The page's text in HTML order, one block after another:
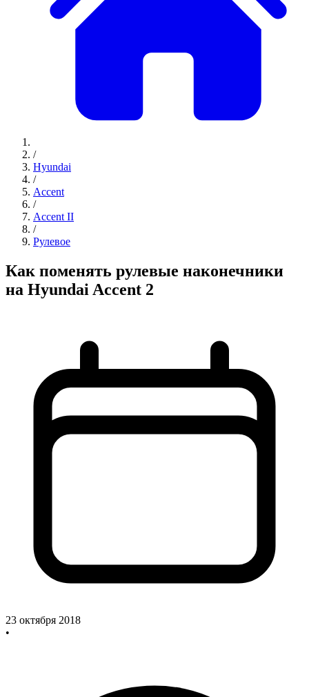
/
Hyundai
/
Accent
/
Accent II
/
Рулевое
Как поменять рулевые наконечники
на Hyundai Accent 2
23 октября 2018
•